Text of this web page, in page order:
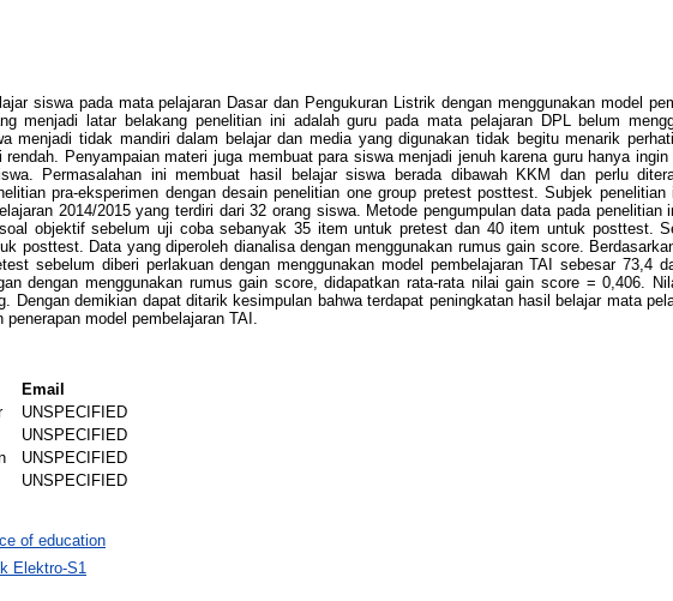
siswa pada mata pelajaran Dasar dan Pengukuran Listrik dengan menggunakan model
menjadi latar belakang penelitian ini adalah guru pada mata pelajaran DPL belum
menjadi tidak mandiri dalam belajar dan media yang digunakan tidak begitu menarik
Penyampaian materi juga membuat para siswa menjadi jenuh karena guru hanya
Permasalahan ini membuat hasil belajar siswa berada dibawah KKM dan perlu
pra-eksperimen dengan desain penelitian one group pretest posttest. Subjek
2014/2015 yang terdiri dari 32 orang siswa. Metode pengumpulan data pada penelitian
objektif sebelum uji coba sebanyak 35 item untuk pretest dan 40 item untuk posttest.
posttest. Data yang diperoleh dianalisa dengan menggunakan rumus gain score.
sebelum diberi perlakuan dengan menggunakan model pembelajaran TAI sebesar 73,4
dengan menggunakan rumus gain score, didapatkan rata-rata nilai gain score = 0,406.
Dengan demikian dapat ditarik kesimpulan bahwa terdapat peningkatan hasil belajar mata
model pembelajaran TAI.
Email
UNSPECIFIED
UNSPECIFIED
UNSPECIFIED
UNSPECIFIED
of education
Elektro-S1